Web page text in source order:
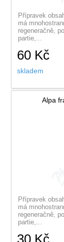
Přípravek
má
regeneračně,
partie,...
60 Kč
skladem
Alpa
Přípravek
má
regeneračně,
partie,...